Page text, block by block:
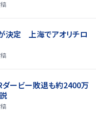
決定 上海でアオリチロ
ダービー敗退も約2400万